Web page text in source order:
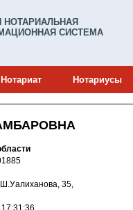
НОТАРИАЛЬНАЯ
СИСТЕМА
Нотариат Нотариусы
области
лицензии: 0001885
Ш.Уалиханова, 35,
13.10.2010 17:31:36